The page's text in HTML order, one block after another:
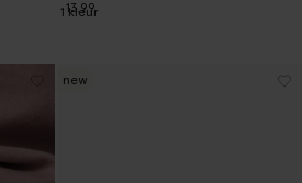
13.99
1 kleur
new